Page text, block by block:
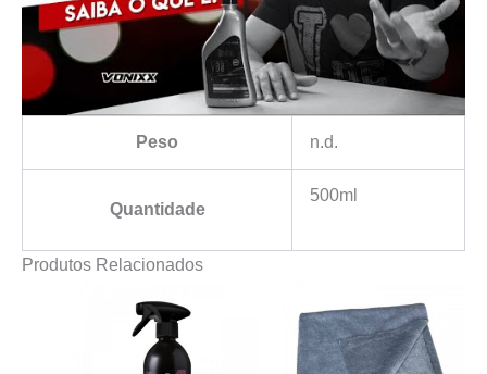
Peso n.d.
Quantidade
500ml
Produtos Relacionados